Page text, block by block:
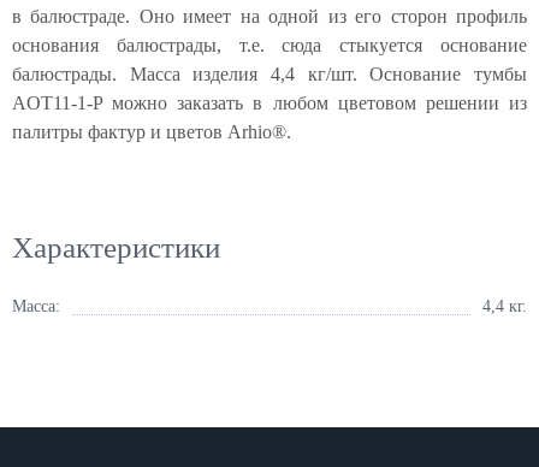
в балюстраде. Оно имеет на одной из его сторон профиль
основания балюстрады, т.е. сюда стыкуется основание
балюстрады. Масса изделия 4,4 кг/шт. Основание тумбы
AOT11-1-P можно заказать в любом цветовом решении из
палитры фактур и цветов Arhio®.
Характеристики
Масса: 4,4 кг.